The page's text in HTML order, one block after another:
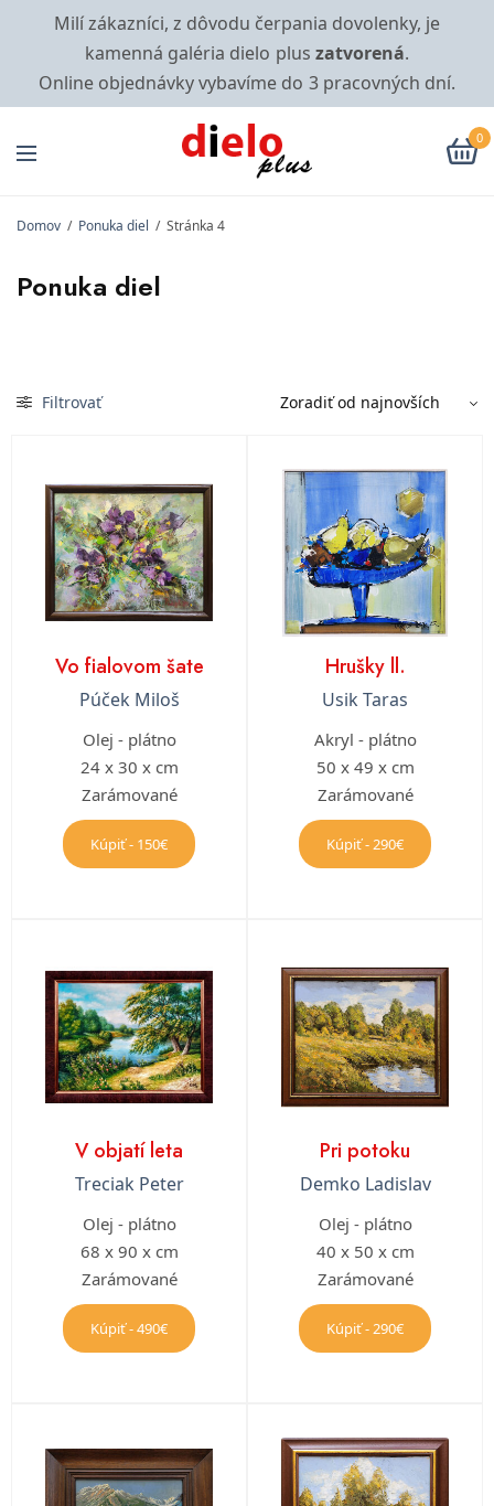
Milí zákazníci, z dôvodu čerpania dovolenky, je
kamenná galéria dielo plus zatvorená.
Online objednávky vybavíme do 3 pracovných dní.
0
Domov / Ponuka diel / Stránka 4
Ponuka diel
Filtrovať
Vo fialovom šate
Púček Miloš
Olej - plátno
24 x 30 x cm
Zarámované
Kúpiť - 150€
Hrušky ll.
Usik Taras
Akryl - plátno
50 x 49 x cm
Zarámované
Kúpiť - 290€
V objatí leta
Treciak Peter
Olej - plátno
68 x 90 x cm
Zarámované
Kúpiť - 490€
Pri potoku
Demko Ladislav
Olej - plátno
40 x 50 x cm
Zarámované
Kúpiť - 290€